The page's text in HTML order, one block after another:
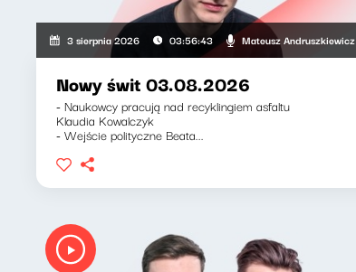
3 sierpnia 2026 03:56:43 Mateusz Andruszkiewicz
Nowy świt 03.08.2026
- Naukowcy pracują nad recyklingiem asfaltu
Klaudia Kowalczyk
- Wejście polityczne Beata...